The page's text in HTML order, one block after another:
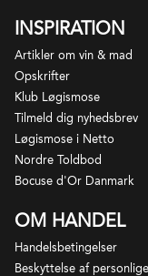
INSPIRATION
Artikler om vin & mad
Opskrifter
Klub Løgismose
Tilmeld dig nyhedsbrev
Løgismose i Netto
Nordre Toldbod
Bocuse d'Or Danmark
OM HANDEL
Handelsbetingelser
Beskyttelse af